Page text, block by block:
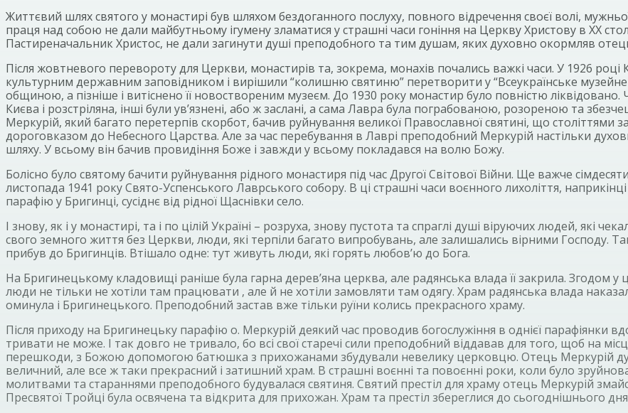
Життєвий шлях святого у монастирі був шляхом бездоганного послуху, повного відречення своєї волі,
праця над собою не дали майбутньому ігумену зламатися у страшні часи гоніння на Церкву Христову в ХХ
Пастиреначальник Христос, не дали загинути душі преподобного та тим душам, яких духовно окормляв
Після жовтневого перевороту для Церкви, монастирів та, зокрема, монахів почались важкі часи. У 1926 році
культурним державним заповідником і вирішили “колишню святиню” перетворити у “Всеукраїнське
общиною, а пізніше і витіснено її новоствореним музеєм. До 1930 року монастир було повністю ліквідовано.
Києва і розстріляна, інші були ув’язнені, або ж заслані, а сама Лавра була пограбованою, розореною та
Меркурій, який багато перетерпів скорбот, бачив руйнування великої Православної святині, що століттями
дороговказом до Небесного Царства. Але за час перебування в Лаврі преподобний Меркурій настільки
шляху. У всьому він бачив провидіння Боже і завжди у всьому покладався на волю Божу.
Болісно було святому бачити руйнування рідного монастиря під час Другої Світової Війни. Ще важче
листопада 1941 року Свято-Успенського Лаврського собору. В ці страшні часи воєнного лихоліття,
парафію у Бригинці, сусіднє від рідної Щаснівки село.
І знову, як і у монастирі, та і по цілій Україні – розруха, знову пустота та спраглі душі віруючих людей, які
свого земного життя без Церкви, люди, які терпіли багато випробувань, але залишались вірними Господу.
прибув до Бригинців. Втішало одне: тут живуть люди, які горять любов’ю до Бога.
На Бригинецькому кладовищі раніше була гарна дерев’яна церква, але радянська влада її закрила. Згодом
люди не тільки не хотіли там працювати , але й не хотіли замовляти там одягу. Храм радянська влада
оминула і Бригинецького. Преподобний застав вже тільки руїни колись прекрасного храму.
Після приходу на Бригинецьку парафію о. Меркурій деякий час проводив богослужіння в однієї
тривати не може. І так довго не тривало, бо всі свої старечі сили преподобний віддавав для того, щоб на
перешкоди, з Божою допомогою батюшка з прихожанами збудували невелику церковцю. Отець Меркурій
величний, але все ж таки прекрасний і затишний храм. В страшні воєнні та повоєнні роки, коли було
молитвами та стараннями преподобного будувалася святиня. Святий престіл для храму отець Меркурій
Пресвятої Тройці була освячена та відкрита для прихожан. Храм та престіл збереглися до сьогоднішнього